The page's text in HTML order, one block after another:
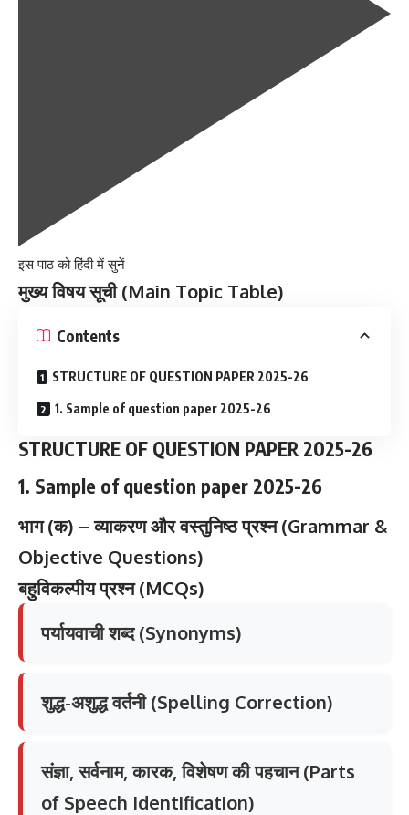
इस पाठ को हिंदी में सुनें
मुख्य विषय सूची (Main Topic Table)
Contents
STRUCTURE OF QUESTION PAPER 2025-26
1. Sample of question paper 2025-26
STRUCTURE OF QUESTION PAPER 2025-26
1. Sample of question paper 2025-26
भाग(क) –व्याकरणऔरवस्तुनिष्ठप्रश्न(Grammar &
Objective Questions)
बहुविकल्पीयप्रश्न(MCQs)
पर्यायवाची शब्द (Synonyms)
शुद्ध-अशुद्ध वर्तनी (Spelling Correction)
संज्ञा, सर्वनाम, कारक, विशेषण की पहचान (Parts
of Speech Identification)